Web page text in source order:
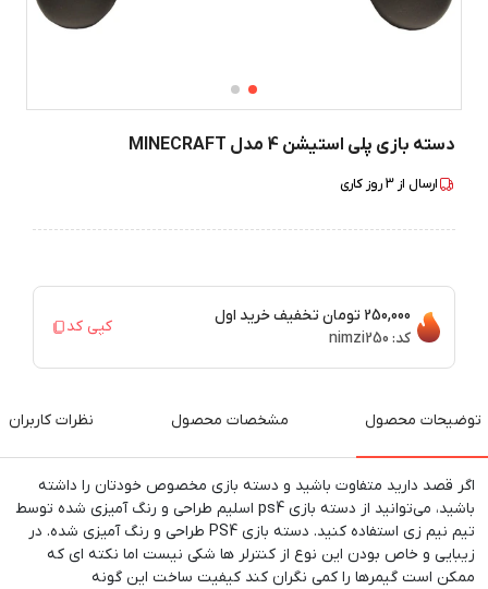
دسته بازی پلی استیشن 4 مدل MINECRAFT
ارسال از 3روز کاری
250,000 تومان
تخفیف خرید اول
کد: nimzi250
کپی کد
توضیحات محصول مشخصات محصول نظرات کاربران
اگر قصد دارید متفاوت باشید و دسته بازی مخصوص خودتان را داشته
باشید، می‌توانید از دسته بازی ps4 اسلیم طراحی و رنگ آمیزی شده توسط
تیم نیم زی استفاده کنید. دسته بازی PS4 طراحی و رنگ آمیزی شده. در
زیبایی و خاص بودن این نوع از کنترلر ها شکی نیست اما نکته ای که
ممکن است گیمرها را کمی نگران کند کیفیت ساخت این گونه